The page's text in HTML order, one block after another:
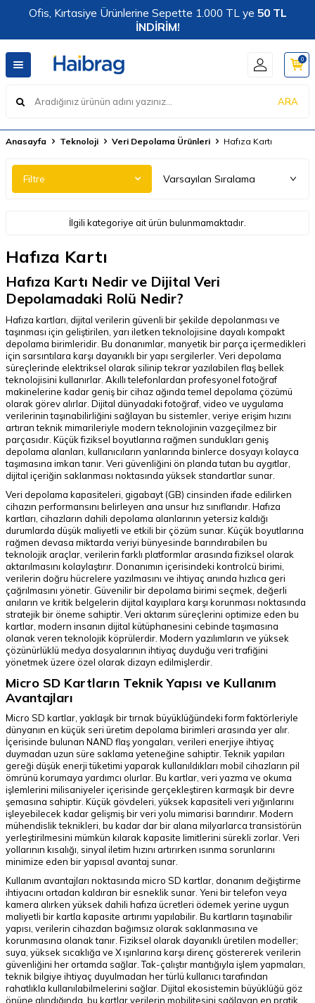
Ofis, Kırtasiye Ürünlerine Sepette 1.000 TL ye 50 TL
İNDİRİM!
ARA
0
Anasayfa Teknoloji Veri Depolama Ürünleri Hafıza Kartı
Filtre
İlgili kategoriye ait ürün bulunmamaktadır.
Hafıza Kartı
Hafıza Kartı Nedir ve Dijital Veri
Depolamadaki Rolü Nedir?
Hafıza kartları, dijital verilerin güvenli bir şekilde depolanması ve
taşınması için geliştirilen, yarı iletken teknolojisine dayalı kompakt
depolama birimleridir. Bu donanımlar, manyetik bir parça içermedikleri
için sarsıntılara karşı dayanıklı bir yapı sergilerler. Veri depolama
süreçlerinde elektriksel olarak silinip tekrar yazılabilen flaş bellek
teknolojisini kullanırlar. Akıllı telefonlardan profesyonel fotoğraf
makinelerine kadar geniş bir cihaz ağında temel depolama çözümü
olarak görev alırlar. Dijital dünyadaki fotoğraf, video ve uygulama
verilerinin taşınabilirliğini sağlayan bu sistemler, veriye erişim hızını
artıran teknik mimarileriyle modern teknolojinin vazgeçilmez bir
parçasıdır. Küçük fiziksel boyutlarına rağmen sundukları geniş
depolama alanları, kullanıcıların yanlarında binlerce dosyayı kolayca
taşımasına imkan tanır. Veri güvenliğini ön planda tutan bu aygıtlar,
dijital içeriğin saklanması noktasında yüksek standartlar sunar.
Veri depolama kapasiteleri, gigabayt (GB) cinsinden ifade edilirken
cihazın performansını belirleyen ana unsur hız sınıflarıdır. Hafıza
kartları, cihazların dahili depolama alanlarının yetersiz kaldığı
durumlarda düşük maliyetli ve etkili bir çözüm sunar. Küçük boyutlarına
rağmen devasa miktarda veriyi bünyesinde barındırabilen bu
teknolojik araçlar, verilerin farklı platformlar arasında fiziksel olarak
aktarılmasını kolaylaştırır. Donanımın içerisindeki kontrolcü birimi,
verilerin doğru hücrelere yazılmasını ve ihtiyaç anında hızlıca geri
çağrılmasını yönetir. Güvenilir bir depolama birimi seçmek, değerli
anıların ve kritik belgelerin dijital kayıplara karşı korunması noktasında
stratejik bir öneme sahiptir. Veri aktarım süreçlerini optimize eden bu
kartlar, modern insanın dijital kütüphanesini cebinde taşımasına
olanak veren teknolojik köprülerdir. Modern yazılımların ve yüksek
çözünürlüklü medya dosyalarının ihtiyaç duyduğu veri trafiğini
yönetmek üzere özel olarak dizayn edilmişlerdir.
Micro SD Kartların Teknik Yapısı ve Kullanım
Avantajları
Micro SD kartlar, yaklaşık bir tırnak büyüklüğündeki form faktörleriyle
dünyanın en küçük seri üretim depolama birimleri arasında yer alır.
İçerisinde bulunan NAND flaş yongaları, verileri enerjiye ihtiyaç
duymadan uzun süre saklama yeteneğine sahiptir. Teknik yapıları
gereği düşük enerji tüketimi yaparak kullanıldıkları mobil cihazların pil
ömrünü korumaya yardımcı olurlar. Bu kartlar, veri yazma ve okuma
işlemlerini milisaniyeler içerisinde gerçekleştiren karmaşık bir devre
şemasına sahiptir. Küçük gövdeleri, yüksek kapasiteli veri yığınlarını
işleyebilecek kadar gelişmiş bir veri yolu mimarisi barındırır. Modern
mühendislik teknikleri, bu kadar dar bir alana milyarlarca transistörün
yerleştirilmesini mümkün kılarak kapasite limitlerini sürekli zorlar. Veri
yollarının kısalığı, sinyal iletim hızını artırırken ısınma sorunlarını
minimize eden bir yapısal avantaj sunar.
Kullanım avantajları noktasında micro SD kartlar, donanım değiştirme
ihtiyacını ortadan kaldıran bir esneklik sunar. Yeni bir telefon veya
kamera alırken yüksek dahili hafıza ücretleri ödemek yerine uygun
maliyetli bir kartla kapasite artırımı yapılabilir. Bu kartların taşınabilir
yapısı, verilerin cihazdan bağımsız olarak saklanmasına ve
korunmasına olanak tanır. Fiziksel olarak dayanıklı üretilen modeller;
suya, yüksek sıcaklığa ve X ışınlarına karşı direnç göstererek verilerin
güvenliğini her ortamda sağlar. Tak-çalıştır mantığıyla işlem yapmaları,
teknik bilgiye ihtiyaç duyulmadan her türlü kullanıcı tarafından
rahatlıkla kullanılabilmelerini sağlar. Dijital ekosistemin büyüklüğü göz
önüne alındığında, bu kartlar verilerin mobilitesini sağlayan en pratik